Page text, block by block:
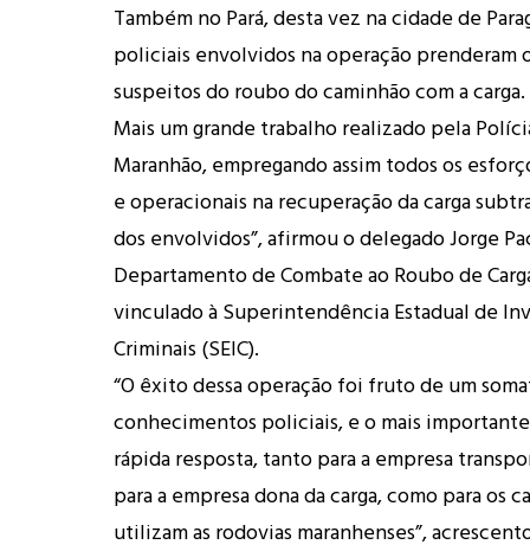
Também no Pará, desta vez na cidade de
policiais envolvidos na operação prenderam
suspeitos do roubo do caminhão com a carga.
Mais um grande trabalho realizado pela
Maranhão, empregando assim todos os
e operacionais na recuperação da carga
dos envolvidos”, afirmou o delegado Jorge
Departamento de Combate ao Roubo de
vinculado à Superintendência Estadual de
Criminais (SEIC).
“O êxito dessa operação foi fruto de um
conhecimentos policiais, e o mais
rápida resposta, tanto para a empresa
para a empresa dona da carga, como para os
utilizam as rodovias maranhenses”,